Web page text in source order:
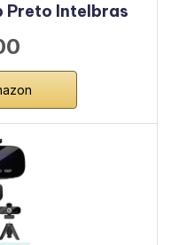
Preto Intelbras